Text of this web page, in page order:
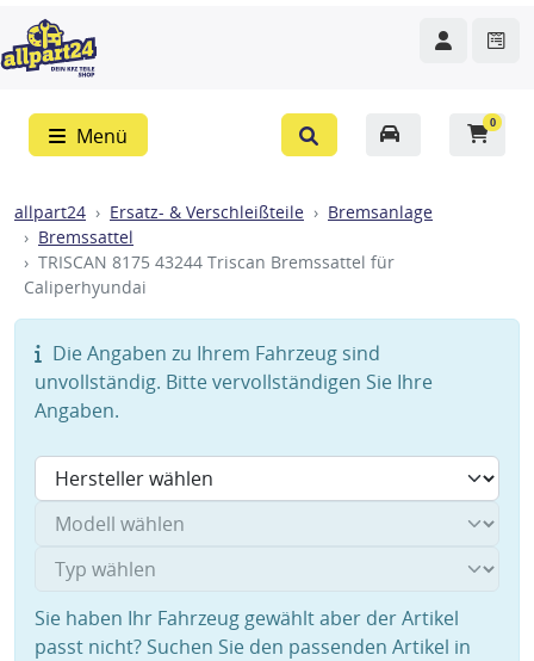
Menü
0
allpart24 Ersatz- & Verschleißteile
Bremsanlage
Bremssattel
TRISCAN 8175 43244 Triscan Bremssattel für
Caliperhyundai
Die Angaben zu Ihrem Fahrzeug sind
unvollständig. Bitte vervollständigen Sie Ihre
Angaben.
Sie haben Ihr Fahrzeug gewählt aber der Artikel
passt nicht? Suchen Sie den passenden Artikel in